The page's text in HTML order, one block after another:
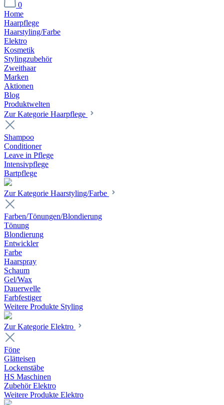
0
Home
Haarpflege
Haarstyling/Farbe
Elektro
Kosmetik
Stylingzubehör
Zweithaar
Marken
Aktionen
Blog
Produktwelten
Zur Kategorie Haarpflege
Shampoo
Conditioner
Leave in Pflege
Intensivpflege
Bartpflege
Zur Kategorie Haarstyling/Farbe
Farben/Tönungen/Blondierung
Tönung
Blondierung
Entwickler
Farbe
Haarspray
Schaum
Gel/Wax
Dauerwelle
Farbfestiger
Weitere Produkte Styling
Zur Kategorie Elektro
Föne
Glätteisen
Lockenstäbe
HS Maschinen
Zubehör Elektro
Weitere Produkte Elektro